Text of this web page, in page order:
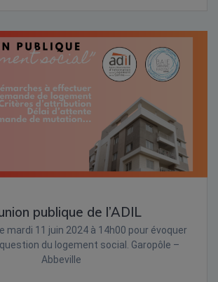
publique de l’ADIL
mardi 11 juin 2024 à 14h00 pour évoquer
du logement social. Garopôle –
Abbeville